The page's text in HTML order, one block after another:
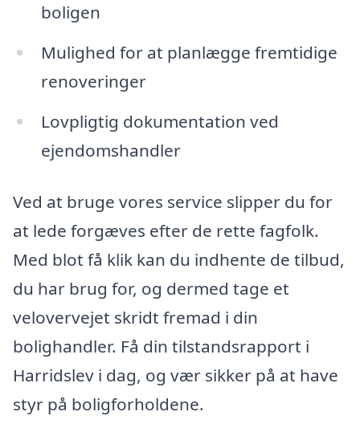
boligen
Mulighed for at planlægge fremtidige
renoveringer
Lovpligtig dokumentation ved
ejendomshandler
Ved at bruge vores service slipper du for
at lede forgæves efter de rette fagfolk.
Med blot få klik kan du indhente de tilbud,
du har brug for, og dermed tage et
velovervejet skridt fremad i din
bolighandler. Få din tilstandsrapport i
Harridslev i dag, og vær sikker på at have
styr på boligforholdene.